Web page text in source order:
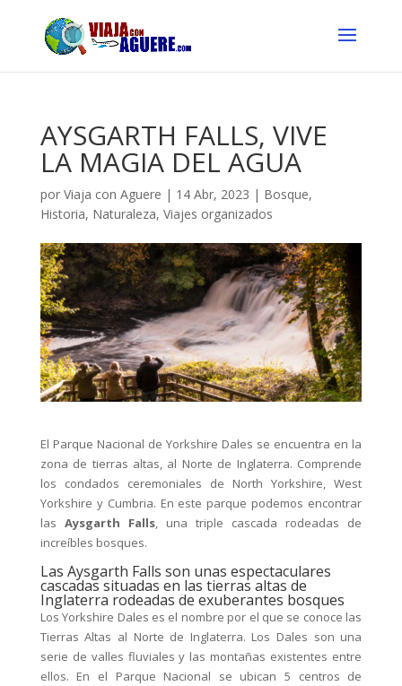
AYSGARTH FALLS, VIVE
LA MAGIA DEL AGUA
por Viaja con Aguere | 14 Abr, 2023 | Bosque,
Historia, Naturaleza, Viajes organizados
El Parque Nacional de Yorkshire Dales se encuentra en la
zona de tierras altas, al Norte de Inglaterra. Comprende
los condados ceremoniales de North Yorkshire, West
Yorkshire y Cumbria. En este parque podemos encontrar
las Aysgarth Falls, una triple cascada rodeadas de
increíbles bosques.
Las Aysgarth Falls son unas espectaculares
cascadas situadas en las tierras altas de
Inglaterra rodeadas de exuberantes bosques
Los Yorkshire Dales es el nombre por el que se conoce las
Tierras Altas al Norte de Inglaterra. Los Dales son una
serie de valles fluviales y las montañas existentes entre
ellos. En el Parque Nacional se ubican 5 centros de